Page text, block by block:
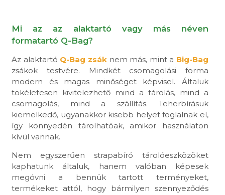
Mi az az alaktartó vagy más néven
formatartó Q-Bag?
Az alaktartó Q-Bag zsáknem más, mint a Big-Bag
zsákok testvére. Mindkét csomagolási forma
modern és magas minőséget képvisel. Általuk
tökéletesen kivitelezhető mind a tárolás, mind a
csomagolás, mind a szállítás. Teherbírásuk
kiemelkedő, ugyanakkor kisebb helyet foglalnak el,
így könnyedén tárolhatóak, amikor használaton
kívül vannak.
Nem egyszerűen strapabíró tárolóeszközöket
kaphatunk általuk, hanem valóban képesek
megóvni a bennük tartott terményeket,
termékeket attól, hogy bármilyen szennyeződés